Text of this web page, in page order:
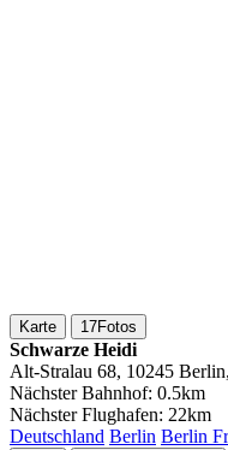
Karte 17Fotos
Schwarze Heidi
Alt-Stralau 68, 10245
Nächster Bahnhof: 0.5km
Nächster Flughafen: 22km
Deutschland Berlin Berlin